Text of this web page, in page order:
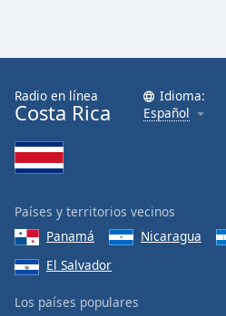
Radio en línea
Costa Rica
Idioma:
Español
Países y territorios vecinos
Panamá
Nicaragua
El Salvador
Los países populares